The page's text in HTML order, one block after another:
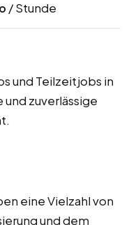
/ Stunde
und Teilzeitjobs in
zuverlässige
eine Vielzahl von
und dem